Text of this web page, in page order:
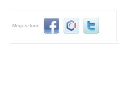
Megosztom: